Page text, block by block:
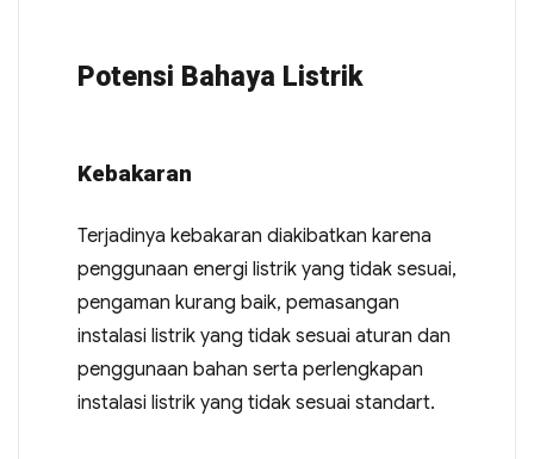
Potensi Bahaya Listrik
Kebakaran
Terjadinya kebakaran diakibatkan karena
penggunaan energi listrik yang tidak sesuai,
pengaman kurang baik, pemasangan
instalasi listrik yang tidak sesuai aturan dan
penggunaan bahan serta perlengkapan
instalasi listrik yang tidak sesuai standart.